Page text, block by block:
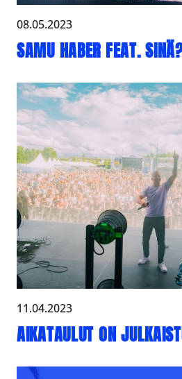
08.05.2023
SAMU HABER FEAT.
11.04.2023
AIKATAULUT ON